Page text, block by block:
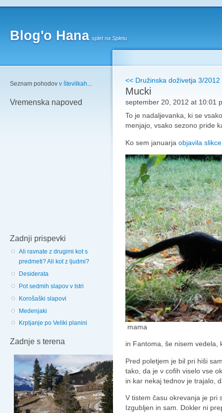
Blog'o Hana splet na Spletu
Seznam pohodov v številkah...
Vremenska napoved
Zadnji prispevki
Ali ravnate z drugimi kot s
predmeti? Ali kot z ljudmi?
Desiderata
Pot sedmih slapov v Istri
Korošaški slapovi
Medenjaki
Krpljanje po Veliki planini
Zadnje s terena
<< Družinska doživetja 3/2012
Mucki
september 20, 2012 at 10:01
To je nadaljevanka, ki se
menjajo, vsako sezono pride
Ko sem januarja objavila slikce
mama
in Fantoma, še nisem vedela,
Pred poletjem je bil pri hiši
tako, da je v cofih viselo vse
in kar nekaj tednov je trajalo,
V tistem času okrevanja je pri
Izgubljen in sam. Dokler ni